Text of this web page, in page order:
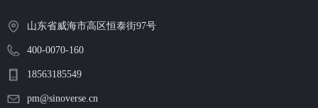
山东省威海市高区恒泰街97号
400-0070-160
18563185549
pm@sinoverse.cn